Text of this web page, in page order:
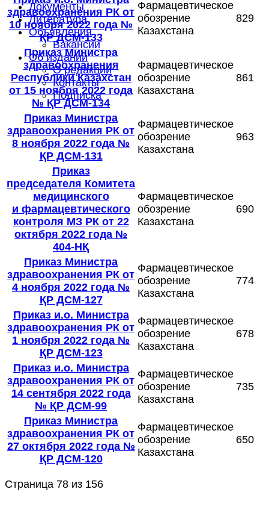
Документы
Литература
Объявления
Вакансии
Об издании
О редакции
Контакты
Подписка
здравоохранения РК от
10 ноября 2022 года №
ҚР ДСМ-133
Фармацевтическое
обозрение
Казахстана
829
Приказ Министра
здравоохранения
Республики Казахстан
от 15 ноября 2022 года
№ ҚР ДСМ-134
Фармацевтическое
обозрение
Казахстана
861
Приказ Министра
здравоохранения РК от
8 ноября 2022 года №
ҚР ДСМ-131
Фармацевтическое
обозрение
Казахстана
963
Приказ
председателя Комитета
медицинского
и фармацевтического
контроля МЗ РК от 22
октября 2022 года №
404-НҚ
Фармацевтическое
обозрение
Казахстана
690
Приказ Министра
здравоохранения РК от
4 ноября 2022 года №
ҚР ДСМ-127
Фармацевтическое
обозрение
Казахстана
774
Приказ и.о. Министра
здравоохранения РК от
1 ноября 2022 года №
ҚР ДСМ-123
Фармацевтическое
обозрение
Казахстана
678
Приказ и.о. Министра
здравоохранения РК от
14 сентября 2022 года
№ ҚР ДСМ-99
Фармацевтическое
обозрение
Казахстана
735
Приказ Министра
здравоохранения РК от
27 октября 2022 года №
ҚР ДСМ-120
Фармацевтическое
обозрение
Казахстана
650
Страница 78 из 156